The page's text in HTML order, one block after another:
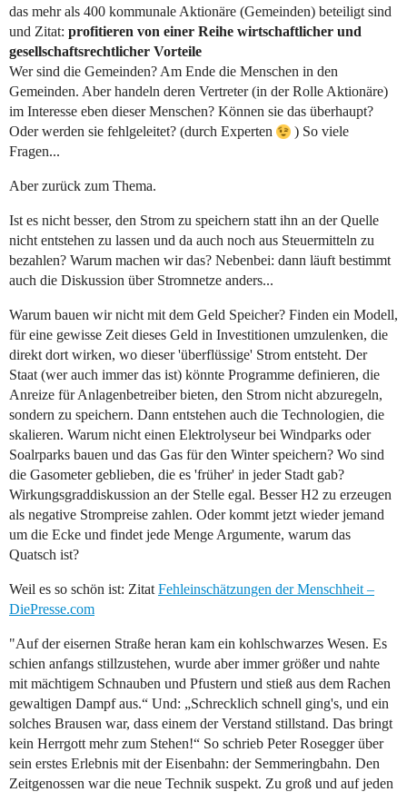
das mehr als 400 kommunale Aktionäre (Gemeinden) beteiligt sind
und Zitat: profitieren von einer Reihe wirtschaftlicher und
gesellschaftsrechtlicher Vorteile
Wer sind die Gemeinden? Am Ende die Menschen in den
Gemeinden. Aber handeln deren Vertreter (in der Rolle Aktionäre)
im Interesse eben dieser Menschen? Können sie das überhaupt?
Oder werden sie fehlgeleitet? (durch Experten
) So viele
Fragen...
Aber zurück zum Thema.
Ist es nicht besser, den Strom zu speichern statt ihn an der Quelle
nicht entstehen zu lassen und da auch noch aus Steuermitteln zu
bezahlen? Warum machen wir das? Nebenbei: dann läuft bestimmt
auch die Diskussion über Stromnetze anders...
Warum bauen wir nicht mit dem Geld Speicher? Finden ein Modell,
für eine gewisse Zeit dieses Geld in Investitionen umzulenken, die
direkt dort wirken, wo dieser 'überflüssige' Strom entsteht. Der
Staat (wer auch immer das ist) könnte Programme definieren, die
Anreize für Anlagenbetreiber bieten, den Strom nicht abzuregeln,
sondern zu speichern. Dann entstehen auch die Technologien, die
skalieren. Warum nicht einen Elektrolyseur bei Windparks oder
Soalrparks bauen und das Gas für den Winter speichern? Wo sind
die Gasometer geblieben, die es 'früher' in jeder Stadt gab?
Wirkungsgraddiskussion an der Stelle egal. Besser H2 zu erzeugen
als negative Strompreise zahlen. Oder kommt jetzt wieder jemand
um die Ecke und findet jede Menge Argumente, warum das
Quatsch ist?
Weil es so schön ist: Zitat Fehleinschätzungen der Menschheit –
DiePresse.com
"Auf der eisernen Straße heran kam ein kohlschwarzes Wesen. Es
schien anfangs stillzustehen, wurde aber immer größer und nahte
mit mächtigem Schnauben und Pfustern und stieß aus dem Rachen
gewaltigen Dampf aus.“ Und: „Schrecklich schnell ging's, und ein
solches Brausen war, dass einem der Verstand stillstand. Das bringt
kein Herrgott mehr zum Stehen!“ So schrieb Peter Rosegger über
sein erstes Erlebnis mit der Eisenbahn: der Semmeringbahn. Den
Zeitgenossen war die neue Technik suspekt. Zu groß und auf jeden